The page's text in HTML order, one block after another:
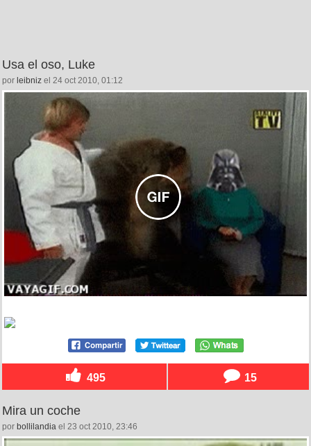
Usa el oso, Luke
por leibniz el 24 oct 2010, 01:12
495 15
Mira un coche
por bollilandia el 23 oct 2010, 23:46